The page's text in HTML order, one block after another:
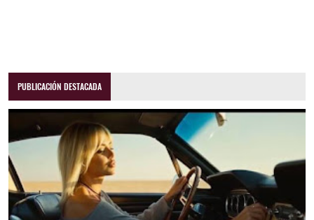
PUBLICACIÓN DESTACADA